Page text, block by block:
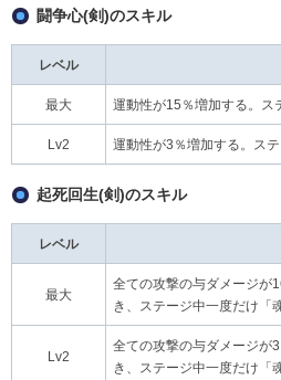
闘争心(剣)のスキル
レベル
最大 運動性が15％増加する。ス
Lv2 運動性が3％増加する。ス
起死回生(剣)のスキル
レベル
最大
全ての攻撃の与ダメージが
き、ステージ中一度だけ「
Lv2
全ての攻撃の与ダメージが
き、ステージ中一度だけ「